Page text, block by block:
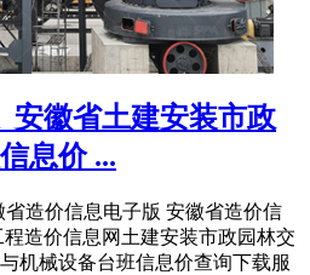
安徽省土建安装市政
息价 ...
省造价信息电子版 安徽省造价信
造价信息网土建安装市政园林交
机械设备台班信息价查询下载服